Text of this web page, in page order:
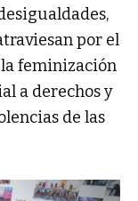
por el
la feminización
a derechos y
de las